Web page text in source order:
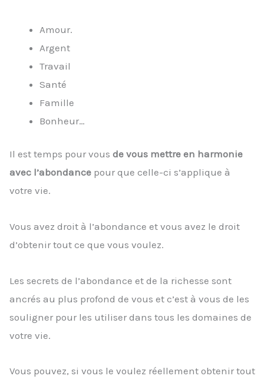
Amour.
Argent
Travail
Santé
Famille
Bonheur…
Il est temps pour vous de vous mettre en harmonie
avec l’abondance pour que celle-ci s’applique à
votre vie.
Vous avez droit à l’abondance et vous avez le droit
d’obtenir tout ce que vous voulez.
Les secrets de l’abondance et de la richesse sont
ancrés au plus profond de vous et c’est à vous de les
souligner pour les utiliser dans tous les domaines de
votre vie.
Vous pouvez, si vous le voulez réellement obtenir tout